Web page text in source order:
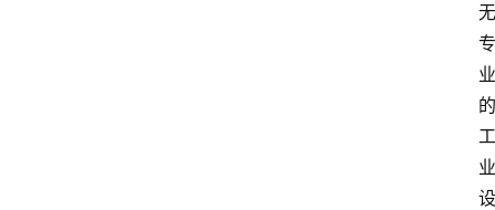
无
专
业
的
工
业
设